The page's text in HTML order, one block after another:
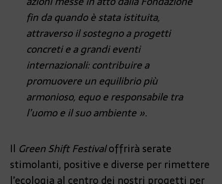
fin da quando è stata istituita,
attraverso il sostegno a progetti
concreti e a grandi eventi
internazionali: contribuire a
promuovere un equilibrio più
armonioso, equo e responsabile tra
l’uomo e il suo ambiente ».
Il Green Shift Festivaloffrirà serate
stimolanti, positive e diverse per rimettere
l’ecologia al centro dei nostri progetti per